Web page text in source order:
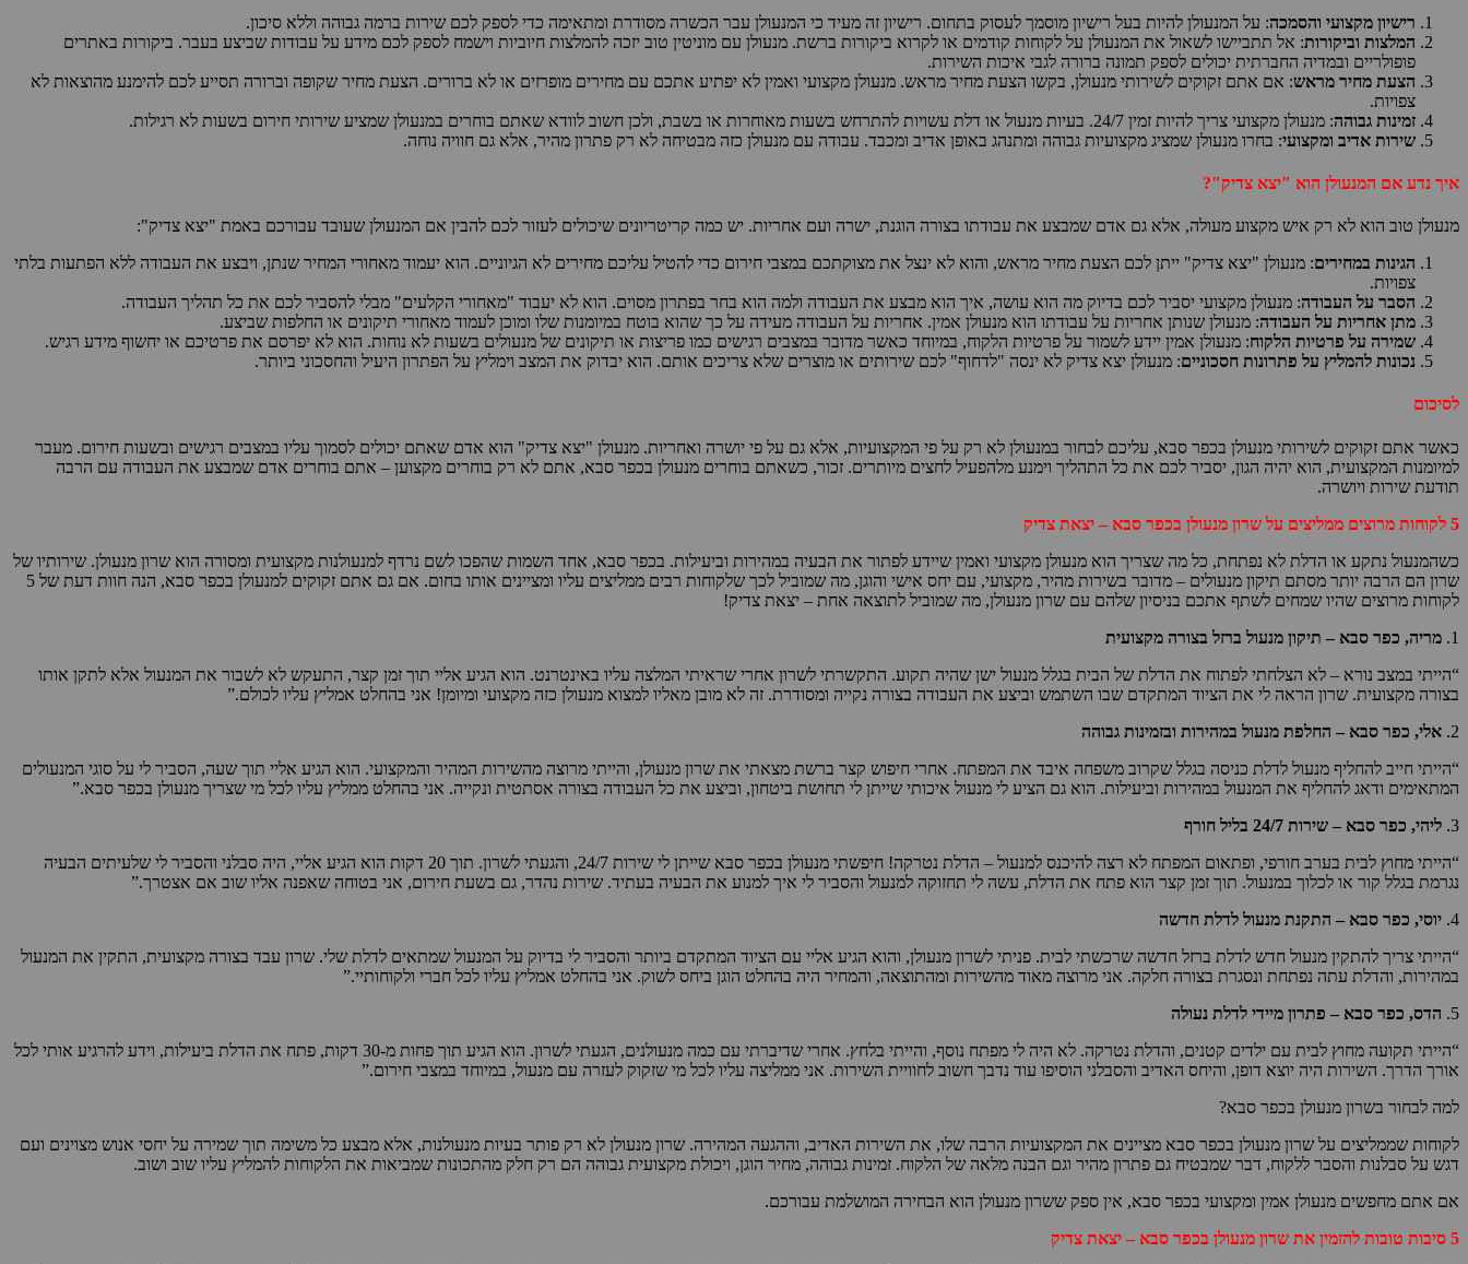
רישיון מקצועי והסמכה: על המנעולן להיות בעל רישיון מוסמך לעסוק בתחום. רישיון זה מעיד כי המנעולן עבר הכשרה מסודרת ומתאימה כדי לספק לכם שירות ברמה גבוהה וללא סיכון.
המלצות וביקורות: אל תתביישו לשאול את המנעולן על לקוחות קודמים או לקרוא ביקורות ברשת. מנעולן עם מוניטין טוב יזכה להמלצות חיוביות וישמח לספק לכם מידע על עבודות שביצע בעבר. ביקורות באתרים
פופולריים ובמדיה החברתית יכולים לספק תמונה ברורה לגבי איכות השירות.
הצעת מחיר מראש: אם אתם זקוקים לשירותי מנעולן, בקשו הצעת מחיר מראש. מנעולן מקצועי ואמין לא יפתיע אתכם עם מחירים מופרזים או לא ברורים. הצעת מחיר שקופה וברורה תסייע לכם להימנע מהוצאות לא
צפויות.
זמינות גבוהה: מנעולן מקצועי צריך להיות זמין 24/7. בעיות מנעול או דלת עשויות להתרחש בשעות מאוחרות או בשבת, ולכן חשוב לוודא שאתם בוחרים במנעולן שמציע שירותי חירום בשעות לא רגילות.
שירות אדיב ומקצועי: בחרו מנעולן שמציג מקצועיות גבוהה ומתנהג באופן אדיב ומכבד. עבודה עם מנעולן כזה מבטיחה לא רק פתרון מהיר, אלא גם חוויה נוחה.
איך נדע אם המנעולן הוא "יצא צדיק"?
מנעולן טוב הוא לא רק איש מקצוע מעולה, אלא גם אדם שמבצע את עבודתו בצורה הוגנת, ישרה ועם אחריות. יש כמה קריטריונים שיכולים לעזור לכם להבין אם המנעולן שעובד עבורכם באמת "יצא צדיק":
הגינות במחירים: מנעולן "יצא צדיק" ייתן לכם הצעת מחיר מראש, והוא לא ינצל את מצוקתכם במצבי חירום כדי להטיל עליכם מחירים לא הגיוניים. הוא יעמוד מאחורי המחיר שנתן, ויבצע את העבודה ללא הפתעות בלתי
צפויות.
הסבר על העבודה: מנעולן מקצועי יסביר לכם בדיוק מה הוא עושה, איך הוא מבצע את העבודה ולמה הוא בחר בפתרון מסוים. הוא לא יעבוד "מאחורי הקלעים" מבלי להסביר לכם את כל תהליך העבודה.
מתן אחריות על העבודה: מנעולן שנותן אחריות על עבודתו הוא מנעולן אמין. אחריות על העבודה מעידה על כך שהוא בוטח במיומנות שלו ומוכן לעמוד מאחורי תיקונים או החלפות שביצע.
שמירה על פרטיות הלקוח: מנעולן אמין יידע לשמור על פרטיות הלקוח, במיוחד כאשר מדובר במצבים רגישים כמו פריצות או תיקונים של מנעולים בשעות לא נוחות. הוא לא יפרסם את פרטיכם או יחשוף מידע רגיש.
נכונות להמליץ על פתרונות חסכוניים: מנעולן יצא צדיק לא ינסה "לדחוף" לכם שירותים או מוצרים שלא צריכים אותם. הוא יבדוק את המצב וימליץ על הפתרון היעיל והחסכוני ביותר.
לסיכום
כאשר אתם זקוקים לשירותי מנעולן בכפר סבא, עליכם לבחור במנעולן לא רק על פי המקצועיות, אלא גם על פי יושרה ואחריות. מנעולן "יצא צדיק" הוא אדם שאתם יכולים לסמוך עליו במצבים רגישים ובשעות חירום. מעבר
למיומנות המקצועית, הוא יהיה הגון, יסביר לכם את כל התהליך וימנע מלהפעיל לחצים מיותרים. זכור, כשאתם בוחרים מנעולן בכפר סבא, אתם לא רק בוחרים מקצוען – אתם בוחרים אדם שמבצע את העבודה עם הרבה
תודעת שירות ויושרה.
5 לקוחות מרוצים ממליצים על שרון מנעולן בכפר סבא – יצאת צדיק
כשהמנעול נתקע או הדלת לא נפתחת, כל מה שצריך הוא מנעולן מקצועי ואמין שיידע לפתור את הבעיה במהירות וביעילות. בכפר סבא, אחד השמות שהפכו לשם נרדף למנעולנות מקצועית ומסורה הוא שרון מנעולן. שירותיו של
שרון הם הרבה יותר מסתם תיקון מנעולים – מדובר בשירות מהיר, מקצועי, עם יחס אישי והוגן, מה שמוביל לכך שלקוחות רבים ממליצים עליו ומציינים אותו בחום. אם גם אתם זקוקים למנעולן בכפר סבא, הנה חוות דעת של 5
לקוחות מרוצים שהיו שמחים לשתף אתכם בניסיון שלהם עם שרון מנעולן, מה שמוביל לתוצאה אחת – יצאת צדיק!
1. מריה, כפר סבא – תיקון מנעול ברזל בצורה מקצועית
“הייתי במצב נורא – לא הצלחתי לפתוח את הדלת של הבית בגלל מנעול ישן שהיה תקוע. התקשרתי לשרון אחרי שראיתי המלצה עליו באינטרנט. הוא הגיע אליי תוך זמן קצר, התעקש לא לשבור את המנעול אלא לתקן אותו
בצורה מקצועית. שרון הראה לי את הציוד המתקדם שבו השתמש וביצע את העבודה בצורה נקייה ומסודרת. זה לא מובן מאליו למצוא מנעולן כזה מקצועי ומיומן! אני בהחלט אמליץ עליו לכולם.”
2. אלי, כפר סבא – החלפת מנעול במהירות ובזמינות גבוהה
“הייתי חייב להחליף מנעול לדלת כניסה בגלל שקרוב משפחה איבד את המפתח. אחרי חיפוש קצר ברשת מצאתי את שרון מנעולן, והייתי מרוצה מהשירות המהיר והמקצועי. הוא הגיע אליי תוך שעה, הסביר לי על סוגי המנעולים
המתאימים ודאג להחליף את המנעול במהירות וביעילות. הוא גם הציע לי מנעול איכותי שייתן לי תחושת ביטחון, וביצע את כל העבודה בצורה אסתטית ונקייה. אני בהחלט ממליץ עליו לכל מי שצריך מנעולן בכפר סבא.”
3. ליהי, כפר סבא – שירות 24/7 בליל חורף
“הייתי מחוץ לבית בערב חורפי, ופתאום המפתח לא רצה להיכנס למנעול – הדלת נטרקה! חיפשתי מנעולן בכפר סבא שייתן לי שירות 24/7, והגעתי לשרון. תוך 20 דקות הוא הגיע אליי, היה סבלני והסביר לי שלעיתים הבעיה
נגרמת בגלל קור או לכלוך במנעול. תוך זמן קצר הוא פתח את הדלת, עשה לי תחזוקה למנעול והסביר לי איך למנוע את הבעיה בעתיד. שירות נהדר, גם בשעת חירום, אני בטוחה שאפנה אליו שוב אם אצטרך.”
4. יוסי, כפר סבא – התקנת מנעול לדלת חדשה
“הייתי צריך להתקין מנעול חדש לדלת ברזל חדשה שרכשתי לבית. פניתי לשרון מנעולן, והוא הגיע אליי עם הציוד המתקדם ביותר והסביר לי בדיוק על המנעול שמתאים לדלת שלי. שרון עבד בצורה מקצועית, התקין את המנעול
במהירות, והדלת עתה נפתחת ונסגרת בצורה חלקה. אני מרוצה מאוד מהשירות ומהתוצאה, והמחיר היה בהחלט הוגן ביחס לשוק. אני בהחלט אמליץ עליו לכל חברי ולקוחותיי.”
5. הדס, כפר סבא – פתרון מיידי לדלת נעולה
“הייתי תקועה מחוץ לבית עם ילדים קטנים, והדלת נטרקה. לא היה לי מפתח נוסף, והייתי בלחץ. אחרי שדיברתי עם כמה מנעולנים, הגעתי לשרון. הוא הגיע תוך פחות מ-30 דקות, פתח את הדלת ביעילות, וידע להרגיע אותי לכל
אורך הדרך. השירות היה יוצא דופן, והיחס האדיב והסבלני הוסיפו עוד נדבך חשוב לחוויית השירות. אני ממליצה עליו לכל מי שזקוק לעזרה עם מנעול, במיוחד במצבי חירום.”
למה לבחור בשרון מנעולן בכפר סבא?
לקוחות שממליצים על שרון מנעולן בכפר סבא מציינים את המקצועיות הרבה שלו, את השירות האדיב, וההגעה המהירה. שרון מנעולן לא רק פותר בעיות מנעולנות, אלא מבצע כל משימה תוך שמירה על יחסי אנוש מצוינים ועם
דגש על סבלנות והסבר ללקוח, דבר שמבטיח גם פתרון מהיר וגם הבנה מלאה של הלקוח. זמינות גבוהה, מחיר הוגן, ויכולת מקצועית גבוהה הם רק חלק מהתכונות שמביאות את הלקוחות להמליץ עליו שוב ושוב.
אם אתם מחפשים מנעולן אמין ומקצועי בכפר סבא, אין ספק ששרון מנעולן הוא הבחירה המושלמת עבורכם.
5 סיבות טובות להזמין את שרון מנעולן בכפר סבא – יצאת צדיק